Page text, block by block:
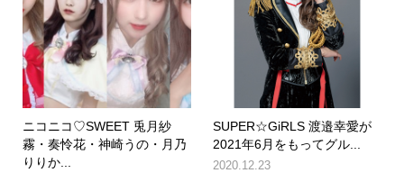
ニコニコ♡SWEET 兎月紗
霧・奏怜花・神崎うの・月乃
りりか...
SUPER☆GiRLS 渡邉幸愛が
2021年6月をもってグル...
2020.12.23